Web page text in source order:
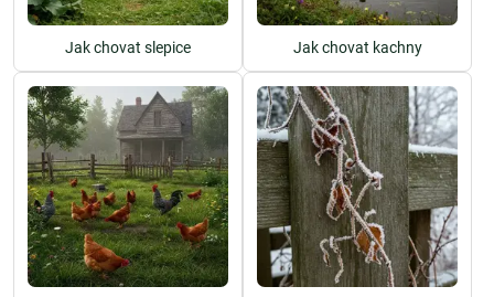
Jak chovat slepice Jak chovat kachny